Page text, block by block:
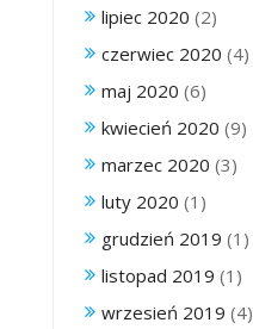
lipiec 2020 (2)
czerwiec 2020 (4)
maj 2020 (6)
kwiecień 2020 (9)
marzec 2020 (3)
luty 2020 (1)
grudzień 2019 (1)
listopad 2019 (1)
wrzesień 2019 (4)